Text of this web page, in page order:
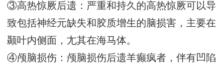
③高热惊厥后遗：严重和持久的高热惊厥可以导
致包括神经元缺失和胶质增生的脑损害，主要在
颞叶内侧面，尢其在海马体。
④颅脑损伤：颅脑损伤后遗羊癫疯者，伴有凹陷